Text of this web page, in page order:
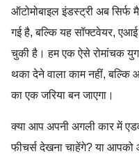
ऑटोमोबाइल इंडस्ट्री अब सिर्फ
गई है, बल्कि यह सॉफ्टवेयर,
चुकी है। हम एक ऐसे रोमांचक
थका देने वाला काम नहीं,
का एक जरिया बन जाएगा।
क्या आप अपनी अगली कार में
फीचर्स देखना चाहेंगे? या आपको